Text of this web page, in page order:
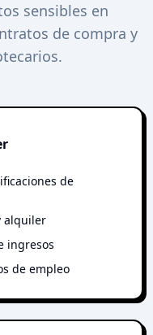
sensibles en
de compra y
de
alquiler
ingresos
de empleo